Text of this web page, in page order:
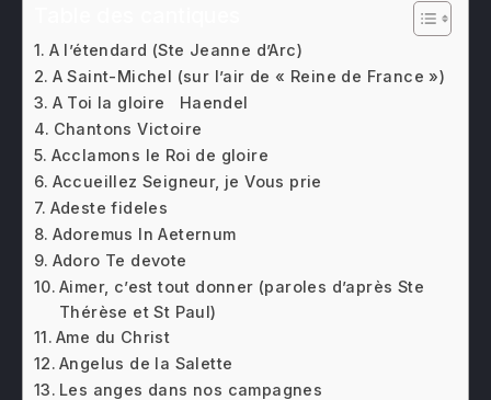
A l’étendard (Ste Jeanne d’Arc)
A Saint-Michel (sur l’air de « Reine de France »)
A Toi la gloire Haendel
Chantons Victoire
Acclamons le Roi de gloire
Accueillez Seigneur, je Vous prie
Adeste fideles
Adoremus In Aeternum
Adoro Te devote
Aimer, c’est tout donner (paroles d’après Ste
Thérèse et St Paul)
Ame du Christ
Angelus de la Salette
Les anges dans nos campagnes